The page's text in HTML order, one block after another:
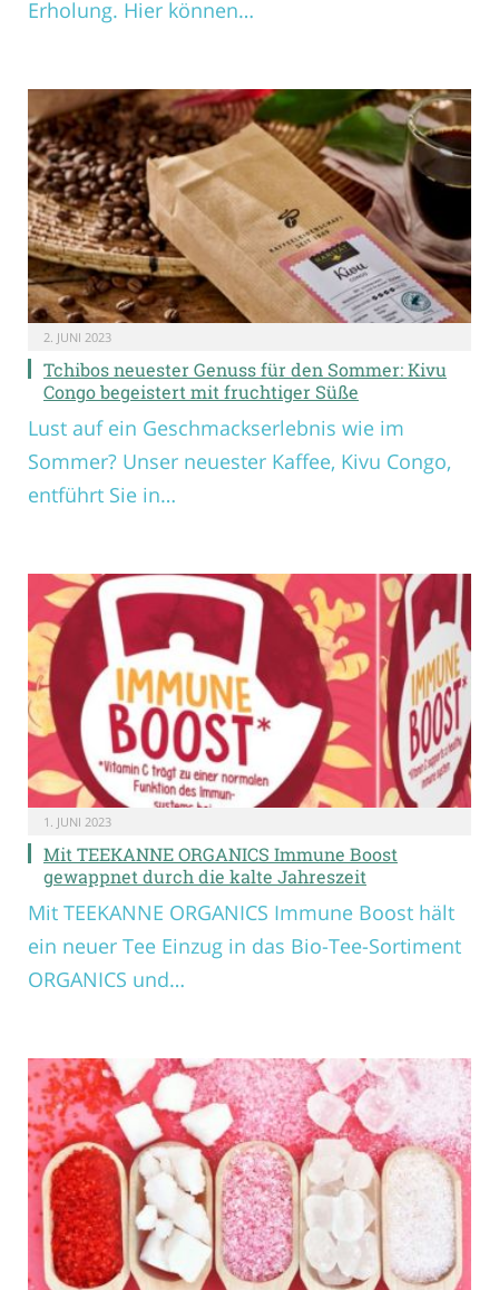
Erholung. Hier können…
2. JUNI 2023
Tchibos neuester Genuss für den Sommer: Kivu
Congo begeistert mit fruchtiger Süße
Lust auf ein Geschmackserlebnis wie im
Sommer? Unser neuester Kaffee, Kivu Congo,
entführt Sie in…
1. JUNI 2023
Mit TEEKANNE ORGANICS Immune Boost
gewappnet durch die kalte Jahreszeit
Mit TEEKANNE ORGANICS Immune Boost hält
ein neuer Tee Einzug in das Bio-Tee-Sortiment
ORGANICS und…